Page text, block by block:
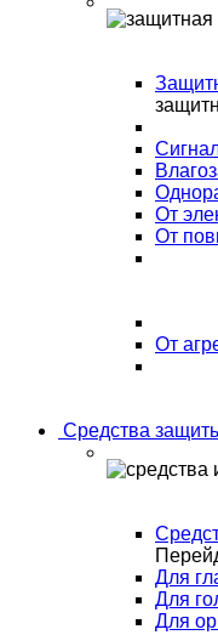
От
От
От
Средства
Для
Для
Для